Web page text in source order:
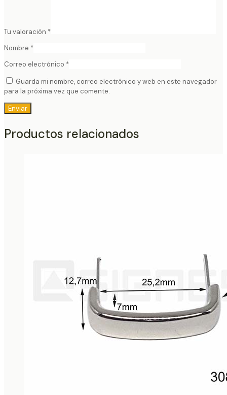
Tu valoración *
Nombre *
Correo electrónico *
Guarda mi nombre, correo electrónico y web en este navegador
para la próxima vez que comente.
Productos relacionados